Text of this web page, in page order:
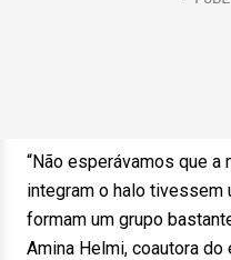
“Não esperávamos que
integram o halo tivessem
formam um grupo
Amina Helmi, coautora